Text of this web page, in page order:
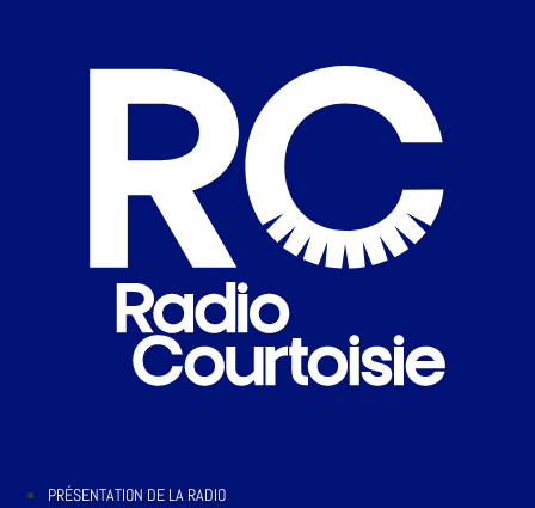
PRÉSENTATION DE LA RADIO